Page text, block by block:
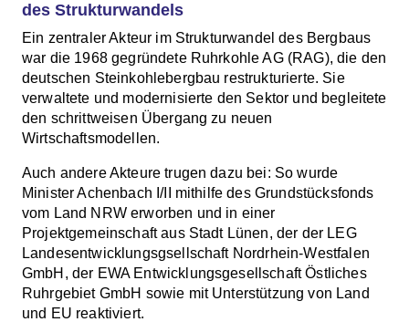
des Strukturwandels
Ein zentraler Akteur im Strukturwandel des Bergbaus
war die 1968 gegründete Ruhrkohle AG (RAG), die den
deutschen Steinkohlebergbau restrukturierte. Sie
verwaltete und modernisierte den Sektor und begleitete
den schrittweisen Übergang zu neuen
Wirtschaftsmodellen.
Auch andere Akteure trugen dazu bei: So wurde
Minister Achenbach I/II mithilfe des Grundstücksfonds
vom Land NRW erworben und in einer
Projektgemeinschaft aus Stadt Lünen, der der LEG
Landesentwicklungsgsellschaft Nordrhein-Westfalen
GmbH, der EWA Entwicklungsgesellschaft Östliches
Ruhrgebiet GmbH sowie mit Unterstützung von Land
und EU reaktiviert.